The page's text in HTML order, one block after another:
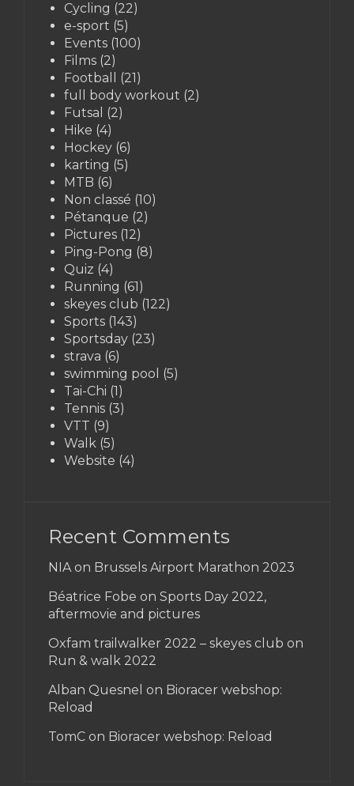
Cycling (22)
e-sport (5)
Events (100)
Films (2)
Football
(21)
full body workout (2)
Futsal (2)
Hike (4)
Hockey (6)
karting (5)
MTB (6)
Non classé (10)
Pétanque (2)
Pictures (12)
Ping-Pong (8)
Quiz (4)
Running (61)
skeyes club (122)
Sports (143)
Sportsday (23)
strava (6)
swimming pool (5)
Tai-Chi (1)
Tennis (3)
VTT (9)
Walk (5)
Website (4)
Recent Comments
NIA on Brussels Airport Marathon 2023
Béatrice Fobe on Sports Day 2022,
aftermovie and pictures
Oxfam trailwalker 2022 – skeyes club on
Run & walk 2022
Alban Quesnel on Bioracer webshop:
Reload
TomC on Bioracer webshop: Reload